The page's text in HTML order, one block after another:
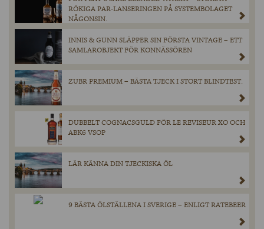
RÖKIGA PAR-LANSERINGEN PÅ SYSTEMBOLAGET
NÅGONSIN.
INNIS & GUNN SLÄPPER SIN FÖRSTA VINTAGE – ETT
SAMLAROBJEKT FÖR KONNÄSSÖREN
ZUBR PREMIUM – BÄSTA TJECK I STORT BLINDTEST.
DUBBELT COGNACSGULD FÖR LE REVISEUR XO OCH
ABK6 VSOP
LÄR KÄNNA DIN TJECKISKA ÖL
9 BÄSTA ÖLSTÄLLENA I SVERIGE – ENLIGT RATEBEER